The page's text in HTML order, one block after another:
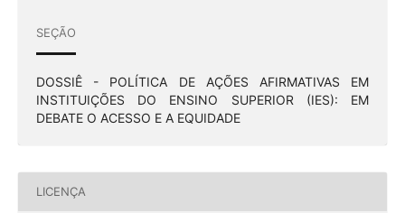
SEÇÃO
DOSSIÊ - POLÍTICA DE AÇÕES AFIRMATIVAS EM
INSTITUIÇÕES DO ENSINO SUPERIOR (IES): EM
DEBATE O ACESSO E A EQUIDADE
LICENÇA